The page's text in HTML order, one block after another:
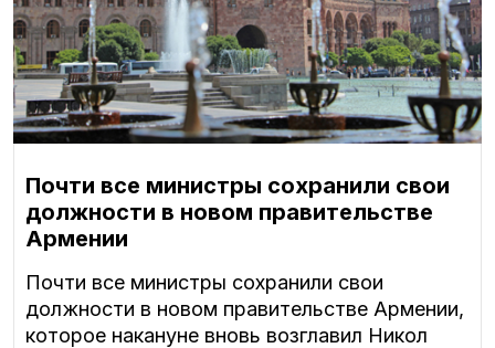
Почти все министры сохранили свои
должности в новом правительстве
Армении
Почти все министры сохранили свои
должности в новом правительстве Армении,
которое накануне вновь возглавил Никол